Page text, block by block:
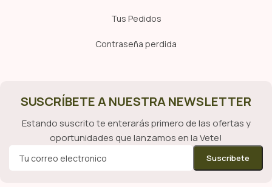
Tus Pedidos
Contraseña perdida
SUSCRÍBETE A NUESTRA NEWSLETTER
Estando suscrito te enterarás primero de las ofertas y
oportunidades que lanzamos en la Vete!